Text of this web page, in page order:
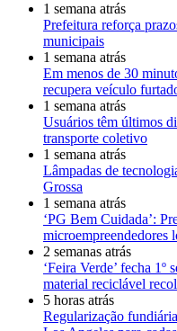
1 semana atrás
Prefeitura reforça
municipais
1 semana atrás
Em menos de 30
recupera veículo
1 semana atrás
Usuários têm últimos
transporte coletivo
1 semana atrás
Lâmpadas de
Grossa
1 semana atrás
‘PG Bem Cuidada’:
microempreendedores
2 semanas atrás
‘Feira Verde’ fecha 1º
material reciclável
5 horas atrás
Regularização